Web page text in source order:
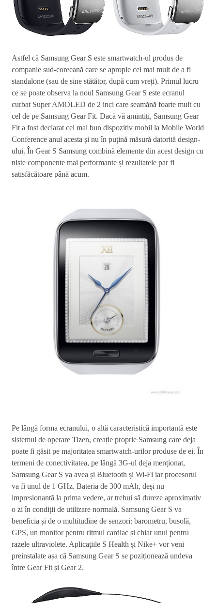
Astfel că Samsung Gear S este smartwatch-ul produs de
companie sud-coreeană care se apropie cel mai mult de a fi
standalone (sau de sine stătător, după cum vreți). Primul lucru
ce se poate observa la noul Samsung Gear S este ecranul
curbat Super AMOLED de 2 inci care seamănă foarte mult cu
cel de pe Samsung Gear Fit. Dacă vă amintiți, Samsung Gear
Fit a fost declarat cel mai bun dispozitiv mobil la Mobile World
Conference anul acesta și nu în puțină măsură datorită design-
ului. În Gear S Samsung combină elemente din acest design cu
niște componente mai performante și rezultatele par fi
satisfăcătoare până acum.
Pe lângă forma ecranului, o altă caracteristică importantă este
sistemul de operare Tizen, creație proprie Samsung care deja
poate fi găsit pe majoritatea smartwatch-urilor produse de ei. În
termeni de conectivitatea, pe lângă 3G-ul deja menționat,
Samsung Gear S va avea și Bluetooth și Wi-Fi iar procesorul
va fi unul de 1 GHz. Bateria de 300 mAh, deși nu
impresionantă la prima vedere, ar trebui să dureze aproximativ
o zi în condiții de utilizare normală. Samsung Gear S va
beneficia și de o multitudine de senzori: barometru, busolă,
GPS, un monitor pentru ritmul cardiac și chiar unul pentru
razele ultraviolete. Aplicațiile S Health și Nike+ vor veni
preinstalate așa că Samsung Gear S se poziționează undeva
între Gear Fit și Gear 2.